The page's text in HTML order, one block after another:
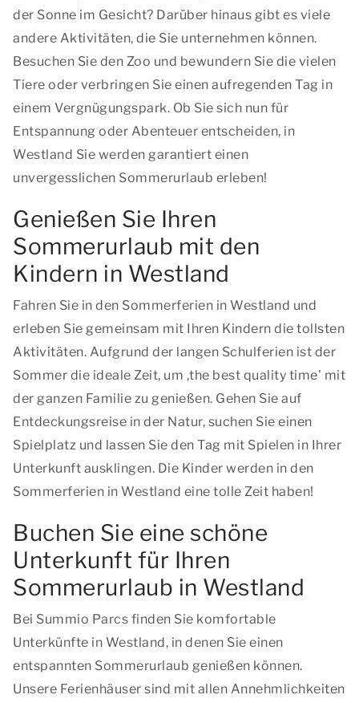
der Sonne im Gesicht? Darüber hinaus gibt es viele
andere Aktivitäten, die Sie unternehmen können.
Besuchen Sie den Zoo und bewundern Sie die vielen
Tiere oder verbringen Sie einen aufregenden Tag in
einem Vergnügungspark. Ob Sie sich nun für
Entspannung oder Abenteuer entscheiden, in
Westland Sie werden garantiert einen
unvergesslichen Sommerurlaub erleben!
Genießen Sie Ihren
Sommerurlaub mit den
Kindern in Westland
Fahren Sie in den Sommerferien in Westland und
erleben Sie gemeinsam mit Ihren Kindern die tollsten
Aktivitäten. Aufgrund der langen Schulferien ist der
Sommer die ideale Zeit, um ,the best quality time' mit
der ganzen Familie zu genießen. Gehen Sie auf
Entdeckungsreise in der Natur, suchen Sie einen
Spielplatz und lassen Sie den Tag mit Spielen in Ihrer
Unterkunft ausklingen. Die Kinder werden in den
Sommerferien in Westland eine tolle Zeit haben!
Buchen Sie eine schöne
Unterkunft für Ihren
Sommerurlaub in Westland
Bei Summio Parcs finden Sie komfortable
Unterkünfte in Westland, in denen Sie einen
entspannten Sommerurlaub genießen können.
Unsere Ferienhäuser sind mit allen Annehmlichkeiten